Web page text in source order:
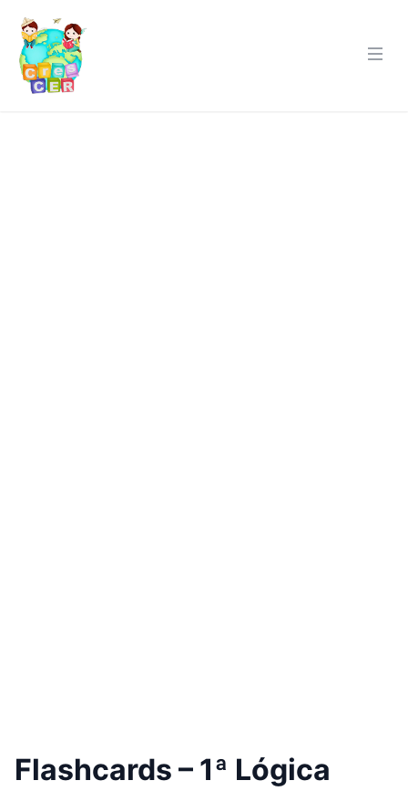
Flashcards – 1ª Lógica